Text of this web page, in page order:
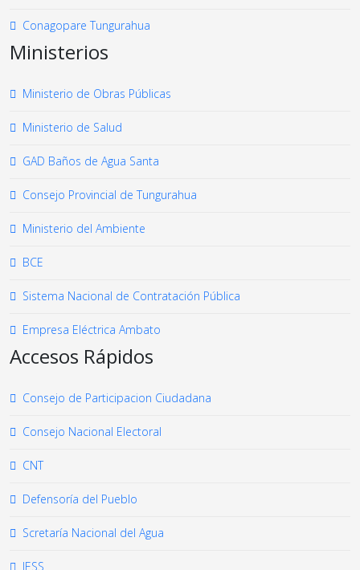
Conagopare Tungurahua
Ministerios
Ministerio de Obras Públicas
Ministerio de Salud
GAD Baños de Agua Santa
Consejo Provincial de Tungurahua
Ministerio del Ambiente
BCE
Sistema Nacional de Contratación Pública
Empresa Eléctrica Ambato
Accesos Rápidos
Consejo de Participacion Ciudadana
Consejo Nacional Electoral
CNT
Defensoría del Pueblo
Scretaría Nacional del Agua
IESS